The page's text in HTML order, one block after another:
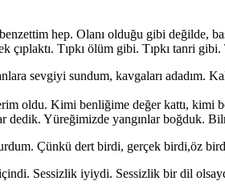
hep. Olanı olduğu gibi değilde,
çıplaktı. Tıpkı ölüm gibi. Tıpkı tanri
sevgiyi sundum, kavgaları adadım.
oldu. Kimi benliğime değer kattı,
dedik. Yüreğimizde yangınlar boğduk.
Çünkü dert birdi, gerçek birdi,öz
Sessizlik iyiydi. Sessizlik bir dil